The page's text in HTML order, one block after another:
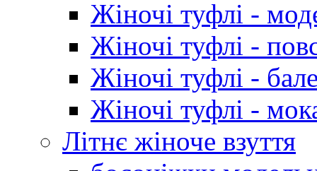
Жіночі туфлі -
Жіночі туфлі -
Жіночі туфлі -
Жіночі туфлі -
Літнє жіноче взуття